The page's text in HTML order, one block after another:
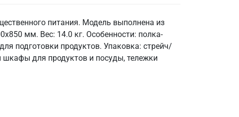
питания. Модель выполнена из
мм. Вес: 14.0 кг. Особенности: полка-
подготовки продуктов. Упаковка: стрейч/
для продуктов и посуды, тележки